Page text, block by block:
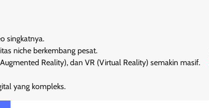
singkatnya.
niche berkembang pesat.
Reality), dan VR (Virtual Reality) semakin masif.
yang kompleks.